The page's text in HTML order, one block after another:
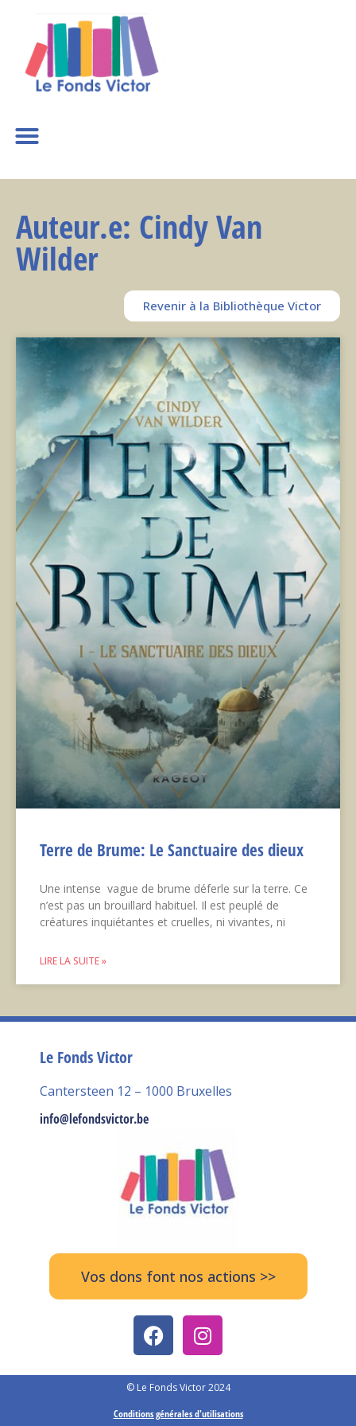
Auteur.e: Cindy Van
Wilder
Revenir à la Bibliothèque Victor
Terre de Brume: Le Sanctuaire des dieux
Une intense vague de brume déferle sur la terre. Ce
n’est pas un brouillard habituel. Il est peuplé de
créatures inquiétantes et cruelles, ni vivantes, ni
LIRE LA SUITE »
Le Fonds Victor
Cantersteen 12 – 1000 Bruxelles
info@lefondsvictor.be
Vos dons font nos actions >>
© Le Fonds Victor 2024
Conditions générales d'utilisations